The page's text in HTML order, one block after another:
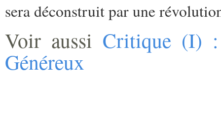
sera déconstruit par une
Voir aussi Critique (I) :
Généreux